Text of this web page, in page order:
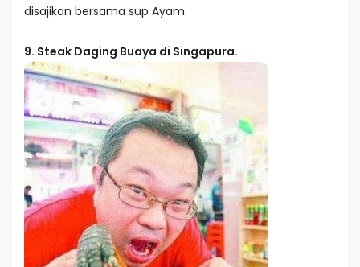
disajikan bersama sup Ayam.
9. Steak Daging Buaya di Singapura.